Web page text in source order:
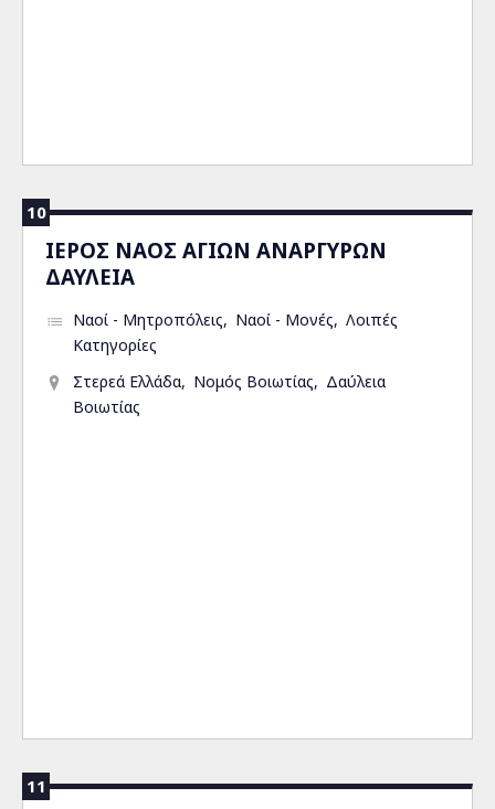
10
ΙΕΡΟΣ ΝΑΟΣ ΑΓΙΩΝ ΑΝΑΡΓΥΡΩΝ
ΔΑΥΛΕΙΑ
Ναοί - Μητροπόλεις Ναοί - Μονές
Λοιπές
Κατηγορίες
Στερεά Ελλάδα
Νομός Βοιωτίας
Δαύλεια
Βοιωτίας
11